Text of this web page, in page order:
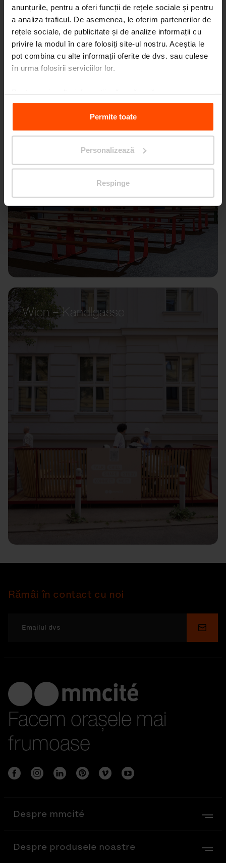
anunțurile, pentru a oferi funcții de rețele sociale și pentru
a analiza traficul. De asemenea, le oferim partenerilor de
rețele sociale, de publicitate și de analize informații cu
privire la modul în care folosiți site-ul nostru. Aceștia le
pot combina cu alte informații oferite de dvs. sau culese
în urma folosirii serviciilor lor.
vizitațiPrinciples Relating to the Processing Personal
Permite toate
Personalizează
Respinge
Seattle – Popup park
Wien – Kandlgasse
Rămâi în contact cu noi
Facem orașele mai
frumoase
Despre mmcité
Despre produsele noastre